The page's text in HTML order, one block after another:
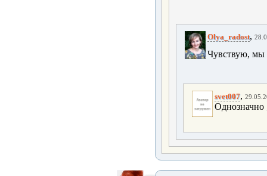
Olya_radost,
Чувствую, мы
svet007,
Однозначно